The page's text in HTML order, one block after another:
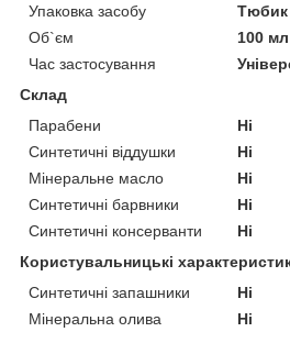
Упаковка засобу
Тюбик
Об`єм
100 мл
Час застосування
Склад
Парабени
Ні
Синтетичні віддушки
Ні
Мінеральне масло
Ні
Синтетичні барвники
Ні
Синтетичні консерванти
Ні
Користувальницькі
Синтетичні запашники
Ні
Мінеральна олива
Ні